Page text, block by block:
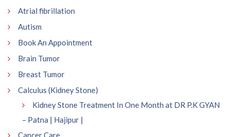
Atrial fibrillation
Autism
Book An Appointment
Brain Tumor
Breast Tumor
Calculus (Kidney Stone)
Kidney Stone Treatment In One Month at DR P.K GYAN
– Patna | Hajipur |
Cancer Care